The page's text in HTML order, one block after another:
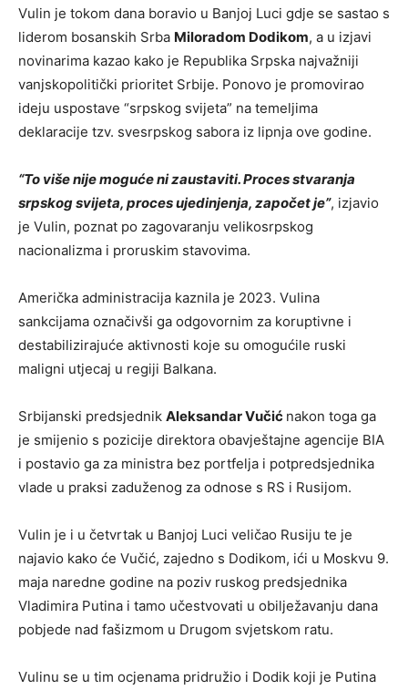
Vulin je tokom dana boravio u Banjoj Luci gdje se sastao s
liderom bosanskih Srba Miloradom Dodikom, a u izjavi
novinarima kazao kako je Republika Srpska najvažniji
vanjskopolitički prioritet Srbije. Ponovo je promovirao
ideju uspostave “srpskog svijeta” na temeljima
deklaracije tzv. svesrpskog sabora iz lipnja ove godine.
“To više nije moguće ni zaustaviti. Proces stvaranja
srpskog svijeta, proces ujedinjenja, započet je”, izjavio
je Vulin, poznat po zagovaranju velikosrpskog
nacionalizma i proruskim stavovima.
Američka administracija kaznila je 2023. Vulina
sankcijama označivši ga odgovornim za koruptivne i
destabilizirajuće aktivnosti koje su omogućile ruski
maligni utjecaj u regiji Balkana.
Srbijanski predsjednik Aleksandar Vučić nakon toga ga
je smijenio s pozicije direktora obavještajne agencije BIA
i postavio ga za ministra bez portfelja i potpredsjednika
vlade u praksi zaduženog za odnose s RS i Rusijom.
Vulin je i u četvrtak u Banjoj Luci veličao Rusiju te je
najavio kako će Vučić, zajedno s Dodikom, ići u Moskvu 9.
maja naredne godine na poziv ruskog predsjednika
Vladimira Putina i tamo učestvovati u obilježavanju dana
pobjede nad fašizmom u Drugom svjetskom ratu.
Vulinu se u tim ocjenama pridružio i Dodik koji je Putina